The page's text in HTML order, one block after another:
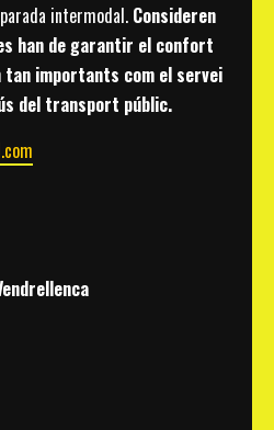
intermodal. Consideren
han de garantir el confort
tan importants com el servei
del transport públic.